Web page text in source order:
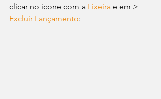
clicar no ícone com a Lixeira e em >
Excluir Lançamento: